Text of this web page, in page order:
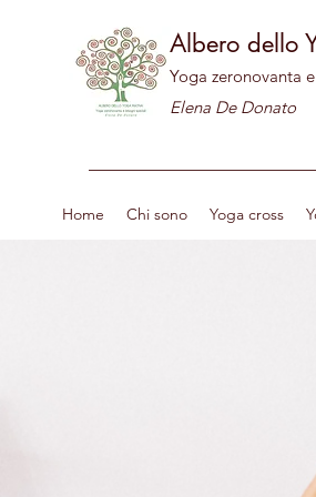
Albero dello
Yoga zeronovanta
Elena De Donato
Home Chi sono Yoga cross